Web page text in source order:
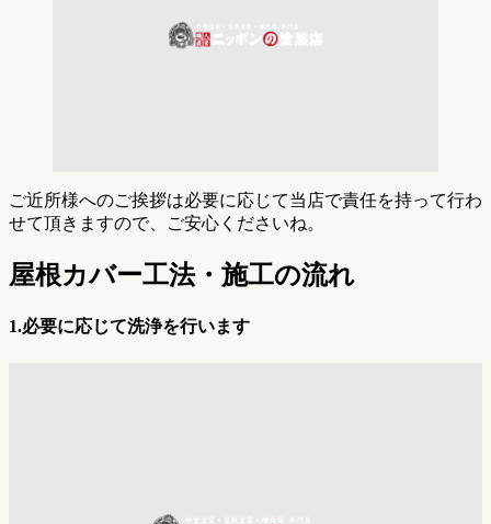
ご近所様へのご挨拶は必要に応じて当店で責任を持って行わ
せて頂きますので、ご安心くださいね。
屋根カバー工法・施工の流れ
1.必要に応じて洗浄を行います